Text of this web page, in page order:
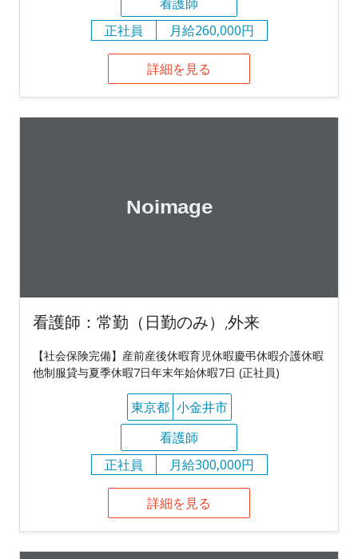
正社員
月給260,000円
詳細を見る
看護師：常勤（日勤のみ）,外来
【社会保険完備】産前産後休暇育児休暇慶弔休暇介護休暇
他制服貸与夏季休暇7日年末年始休暇7日 (正社員)
東京都 小金井市
看護師
正社員
月給300,000円
詳細を見る